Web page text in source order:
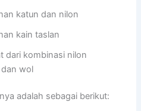
katun dan nilon
kain taslan
dari kombinasi nilon
wol
adalah sebagai berikut: